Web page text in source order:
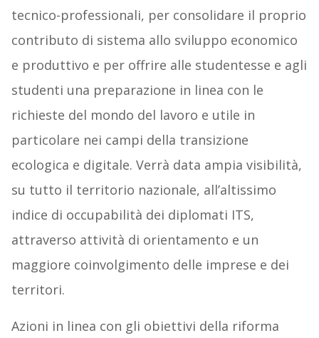
tecnico-professionali, per consolidare il proprio
contributo di sistema allo sviluppo economico
e produttivo e per offrire alle studentesse e agli
studenti una preparazione in linea con le
richieste del mondo del lavoro e utile in
particolare nei campi della transizione
ecologica e digitale. Verrà data ampia visibilità,
su tutto il territorio nazionale, all’altissimo
indice di occupabilità dei diplomati ITS,
attraverso attività di orientamento e un
maggiore coinvolgimento delle imprese e dei
territori.
Azioni in linea con gli obiettivi della riforma